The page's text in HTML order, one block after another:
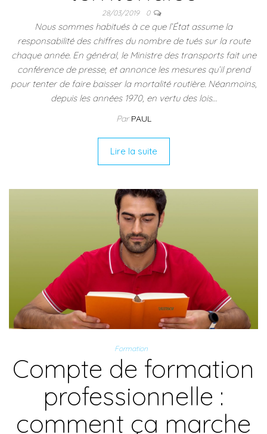
28/03/2019 0
Nous sommes habitués à ce que l’État assume la
responsabilité des chiffres du nombre de tués sur la route
chaque année. En général, le Ministre des transports fait une
conférence de presse, et annonce les mesures qu’il prend
pour tenter de faire baisser la mortalité routière. Néanmoins,
depuis les années 1970, en vertu des lois…
ParPAUL
Lire la suite
Formation
Compte de formation
professionnelle :
comment ça marche